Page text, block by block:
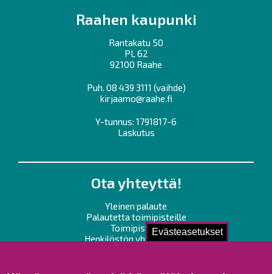
Evästeasetukset
Raahen kaupunki
Rantakatu 50
PL 62
92100 Raahe
Puh. 08 439 3111 (vaihde)
kirjaamo@raahe.fi
Y-tunnus: 1791817-6
Laskutus
Ota yhteyttä!
Yleinen palaute
Palautetta toimipisteille
Toimipisteet
Henkilöstön yhteystiedot